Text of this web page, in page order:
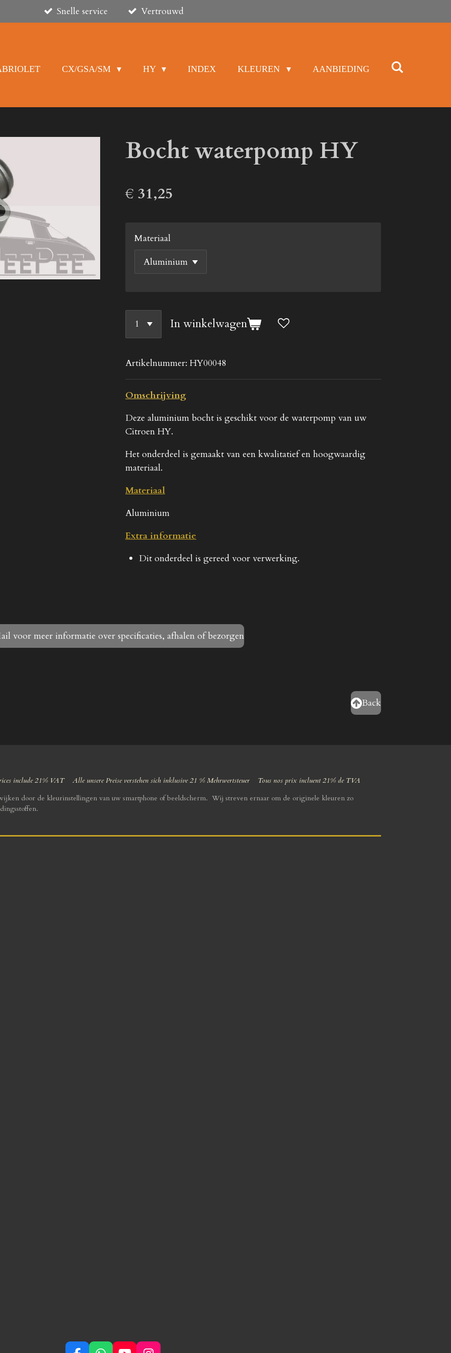
Snelle service Vertrouwd
CX/GSA/SM HY INDEX KLEUREN AANBIEDING
Bocht waterpomp HY
€ 31,25
Materiaal
In winkelwagen
Artikelnummer: HY00048
Omschrijving
Deze aluminium bocht is geschikt voor de waterpomp van uw
Citroen HY.
Het onderdeel is gemaakt van een kwalitatief en hoogwaardig
materiaal.
Materiaal
Aluminium
Extra informatie
Dit onderdeel is gereed voor verwerking.
voor meer informatie over specificaties, afhalen of bezorgen
Back
21% VAT Alle unsere Preise verstehen sich inklusive 21 % Mehrwertsteuer Tous nos prix incluent 21% de TVA
door de kleurinstellingen van uw smartphone of beeldscherm. Wij streven ernaar om de originele kleuren zo